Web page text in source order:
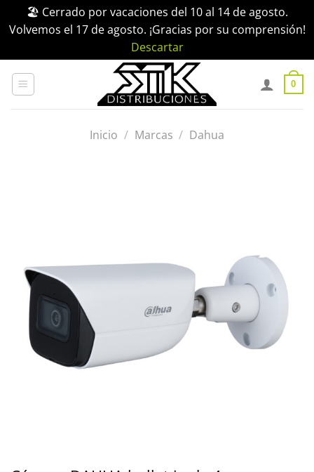
🏖️ Cerrado por vacaciones del 10 al 14 de agosto.
Volvemos el 17 de agosto. ¡Gracias por su comprensión!
Descartar
0
Inicio / Marcas / Dahua